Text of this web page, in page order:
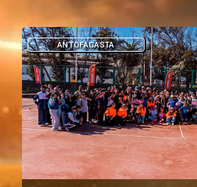
DEPORTES